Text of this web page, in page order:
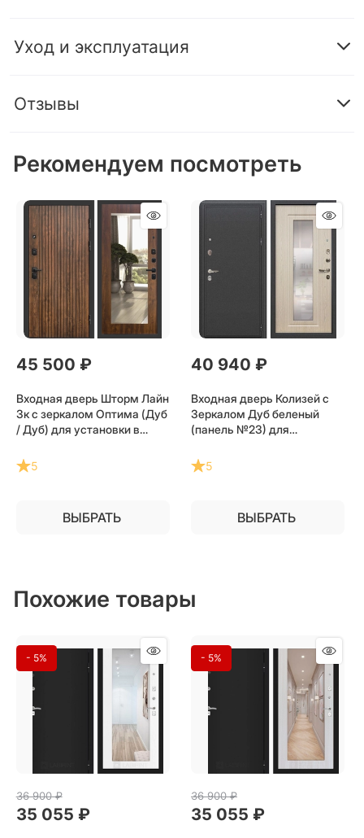
Уход и эксплуатация
Отзывы
Рекомендуем посмотреть
45 500 ₽
Входная дверь Шторм Лайн
3к с зеркалом Оптима (Дуб
/ Дуб) для установки в
5
ВЫБРАТЬ
40 940 ₽
Входная дверь Колизей с
Зеркалом Дуб беленый
(панель №23) для
5
ВЫБРАТЬ
Похожие товары
- 5%
36 900 ₽
35 055 ₽
- 5%
36 900 ₽
35 055 ₽